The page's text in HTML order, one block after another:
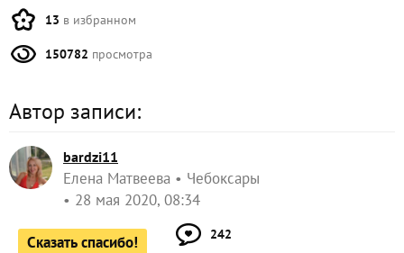
13 в избранном
150782 просмотра
Автор записи:
bardzi11
Елена Матвеева
Чебоксары
28 мая 2020, 08:34
Сказать спасибо! 242